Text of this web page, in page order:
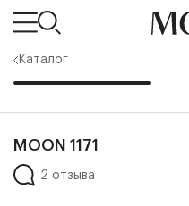
Каталог
MOON 1171
2 отзыва